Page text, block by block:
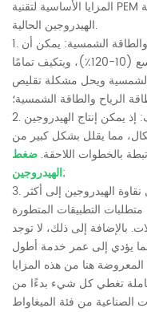
المزايا الأساسية لتقنية PEM بشكل مباشر التحديات التي تواجه صناعة
الهيدروجين الحالية.
1. القدرة على التكيف مع انقطاع طاقة الرياح والطاقة الشمسية: يمكن أن
يبدأ ويتوقف بسرعة ضمن نطاق طاقة واسع (10-120٪)، ويتكيف تمامًا
الشمسية ويحل مشكلة تقليص
الرياح والطاقة الشمسية؛
2. إنتاج الهيدروجين عالي الضغط يقلل التكاليف: إذ يمكن إنتاج الهيدروجين
عند 3 ميجا باسكال، مما يقلل بشكل كبير من
بالخطوات اللاحقة. ضغط
الهيدروجين;
3. نقاء عالٍ وصيانة منخفضة: يمكن أن تصل نقاوة الهيدروجين إلى أكثر
متطلبات التطبيقات المتطورة
بالإضافة إلى ذلك، لا توجد
المعروضة هنا من هذه المزايا
تغطي كل شيء بدءًا من